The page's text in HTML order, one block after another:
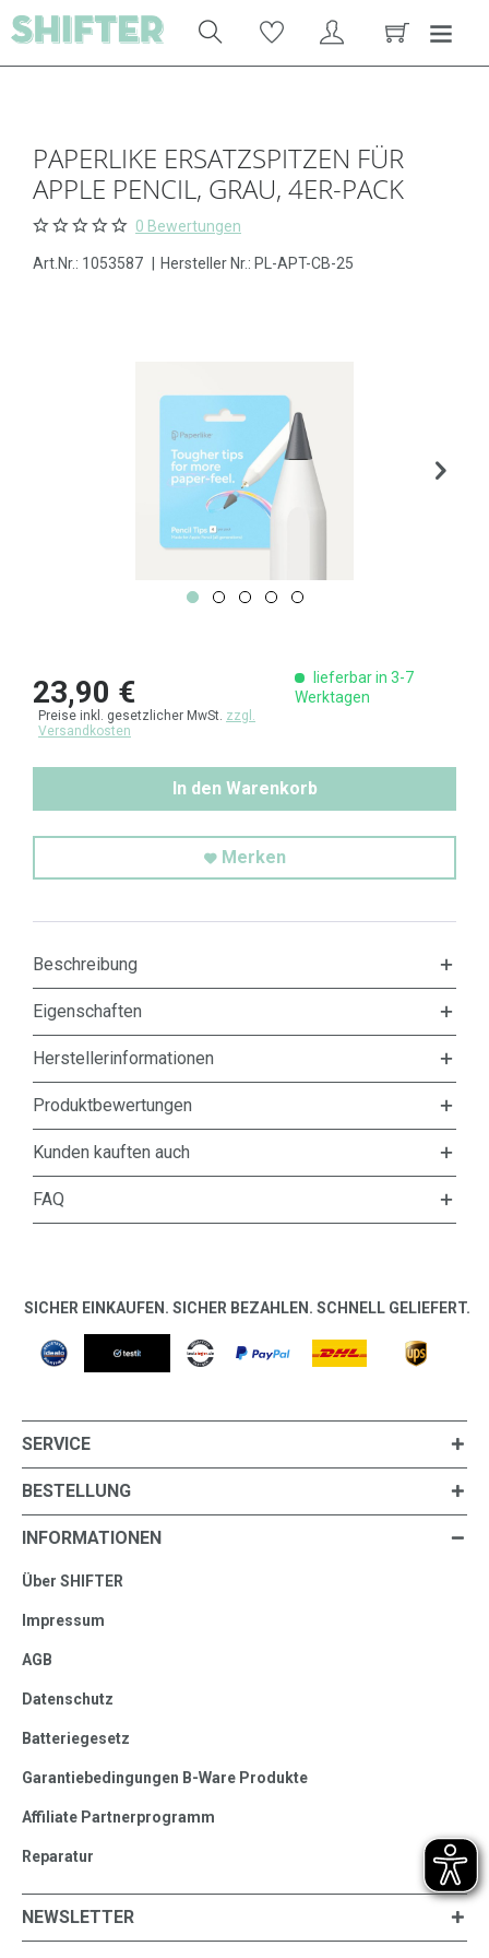
PAPERLIKE ERSATZSPITZEN FÜR
APPLE PENCIL, GRAU, 4ER-PACK
0 Bewertungen
Art.Nr.: 1053587 Hersteller Nr.: PL-APT-CB-25
23,90 €
Preise inkl. gesetzlicher MwSt. zzgl.
Versandkosten
lieferbar in 3-7
Werktagen
In den Warenkorb
Merken
Beschreibung
Eigenschaften
Herstellerinformationen
Produktbewertungen
Kunden kauften auch
FAQ
SICHER EINKAUFEN. SICHER BEZAHLEN. SCHNELL GELIEFERT.
SERVICE
BESTELLUNG
INFORMATIONEN
Über SHIFTER
Impressum
AGB
Datenschutz
Batteriegesetz
Garantiebedingungen B-Ware Produkte
Affiliate Partnerprogramm
Reparatur
NEWSLETTER